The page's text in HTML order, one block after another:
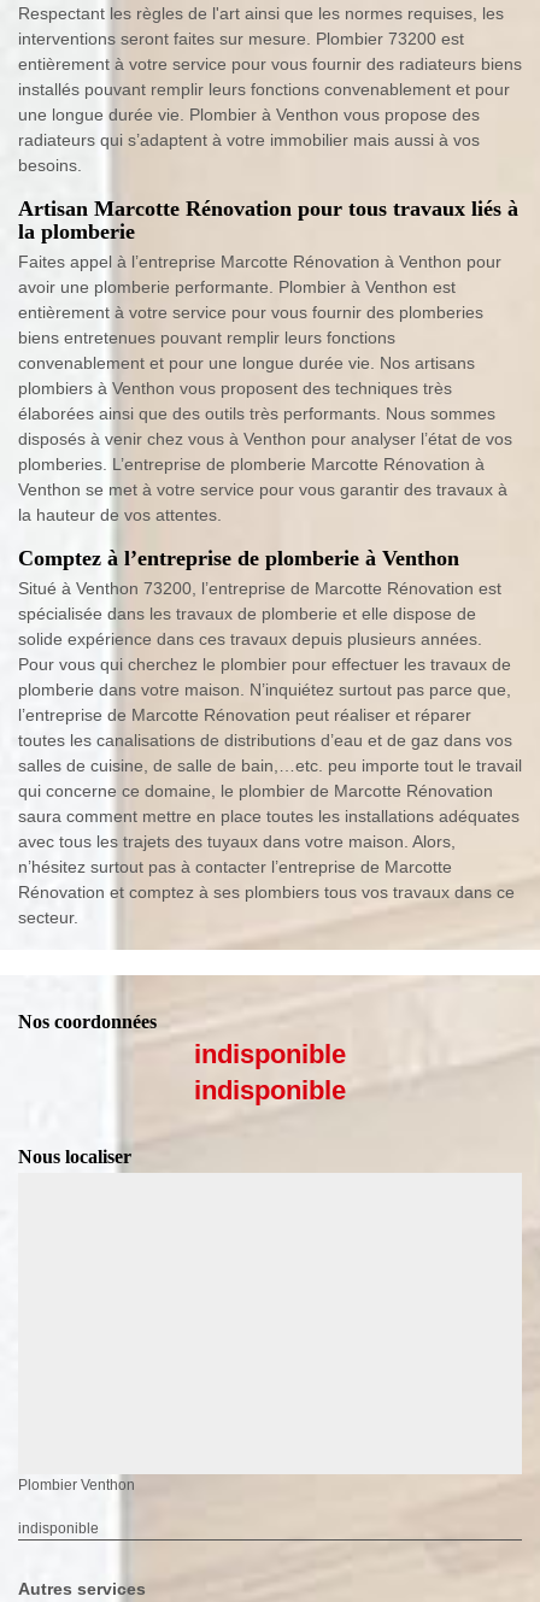
Respectant les règles de l'art ainsi que les normes requises, les
interventions seront faites sur mesure. Plombier 73200 est
entièrement à votre service pour vous fournir des radiateurs biens
installés pouvant remplir leurs fonctions convenablement et pour
une longue durée vie. Plombier à Venthon vous propose des
radiateurs qui s’adaptent à votre immobilier mais aussi à vos
besoins.
Artisan Marcotte Rénovation pour tous travaux liés à
la plomberie
Faites appel à l’entreprise Marcotte Rénovation à Venthon pour
avoir une plomberie performante. Plombier à Venthon est
entièrement à votre service pour vous fournir des plomberies
biens entretenues pouvant remplir leurs fonctions
convenablement et pour une longue durée vie. Nos artisans
plombiers à Venthon vous proposent des techniques très
élaborées ainsi que des outils très performants. Nous sommes
disposés à venir chez vous à Venthon pour analyser l’état de vos
plomberies. L’entreprise de plomberie Marcotte Rénovation à
Venthon se met à votre service pour vous garantir des travaux à
la hauteur de vos attentes.
Comptez à l’entreprise de plomberie à Venthon
Situé à Venthon 73200, l’entreprise de Marcotte Rénovation est
spécialisée dans les travaux de plomberie et elle dispose de
solide expérience dans ces travaux depuis plusieurs années.
Pour vous qui cherchez le plombier pour effectuer les travaux de
plomberie dans votre maison. N’inquiétez surtout pas parce que,
l’entreprise de Marcotte Rénovation peut réaliser et réparer
toutes les canalisations de distributions d’eau et de gaz dans vos
salles de cuisine, de salle de bain,…etc. peu importe tout le travail
qui concerne ce domaine, le plombier de Marcotte Rénovation
saura comment mettre en place toutes les installations adéquates
avec tous les trajets des tuyaux dans votre maison. Alors,
n’hésitez surtout pas à contacter l’entreprise de Marcotte
Rénovation et comptez à ses plombiers tous vos travaux dans ce
secteur.
Nos coordonnées
indisponible
indisponible
Nous localiser
Plombier Venthon
indisponible
Autres services